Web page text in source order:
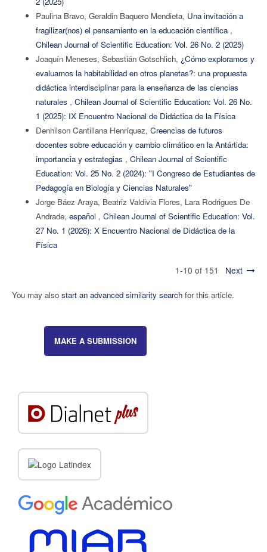
Paulina Bravo, Geraldin Baquero Mendieta, Una invitación a
fragilizar(nos) el pensamiento en la educación científica ,
Chilean Journal of Scientific Education: Vol. 26 No. 2 (2025)
Joaquín Meneses, Sebastián Gotschlich, ¿Cómo exploramos y
evaluamos la habitabilidad en otros planetas?: una propuesta
didáctica interdisciplinar para la enseñanza de las ciencias
naturales , Chilean Journal of Scientific Education: Vol. 26 No.
1 (2025): IX Encuentro Nacional de Didáctica de la Física
Denhilson Cantillana Henríquez, Creencias de futuros
docentes sobre educación y cambio climático en la Antártida:
importancia y estrategias , Chilean Journal of Scientific
Education: Vol. 25 No. 2 (2024): "I Congreso de Estudiantes de
Pedagogía en Biología y Ciencias Naturales"
Jorge Báez Araya, Beatriz Valdivia Flores, Lara Rodrigues De
Andrade, español , Chilean Journal of Scientific Education: Vol.
27 No. 1 (2026): X Encuentro Nacional de Didáctica de la
Física
1-10 of 151 Next
You may also start an advanced similarity searchfor this article.
MAKE A SUBMISSION